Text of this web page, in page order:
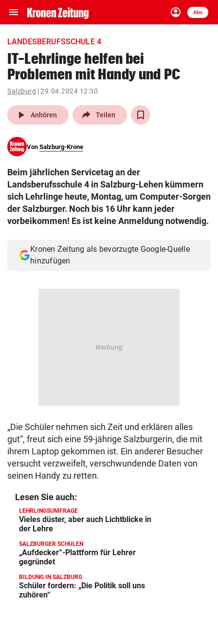
menu Navigation
ein-/ausklappen
account_circle
Anmelden
Abo
close Schließen
account_circle Anmelden
arrow_right
pin_drop
Wien arrow_right
search
eingeben
LANDESBERUFSSCHULE 4
IT-Lehrlinge helfen bei
Problemen mit Handy und PC
Salzburg 29.04.2024 12:30
play_arrow Anhören Teilen
Von Salzburg-Krone
Beim jährlichen Servicetag an der
Landsberufsschule 4 in Salzburg-Lehen kümmern
sich Lehrlinge heute, Montag, um Computer-Sorgen
der Salzburger. Noch bis 16 Uhr kann jeder
vorbeikommen! Es ist keine Anmeldung notwendig.
Kronen Zeitung als bevorzugte Google-Quelle
hinzufügen
„Die Schüler nehmen sich Zeit und erklären alles
gut“, freut sich eine 59-jährige Salzburgerin, die mit
ihrem Laptop gekommen ist. Ein anderer Besucher
versucht verzweifelt, verschwundende Daten von
seinen Handy zu retten.
Lesen Sie auch:
LEHRLINGSUMFRAGE
Vieles düster, aber auch Lichtblicke in
der Lehre
SALZBURGER SCHULEN
„Aufdecker“-Plattform für Lehrer
gegründet
BILDUNG IN SALZBURG
Schüler fordern: „Die Politik soll uns
zuhören“